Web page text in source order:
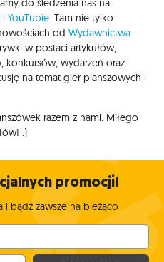
i YouTubie . Tam nie tylko
od Wydawnictwa
w postaci artykułów,
wydarzeń oraz
na temat gier planszowych i
razem z nami. Miłego
:)
promocji!
i bądź zawsze na bieżąco